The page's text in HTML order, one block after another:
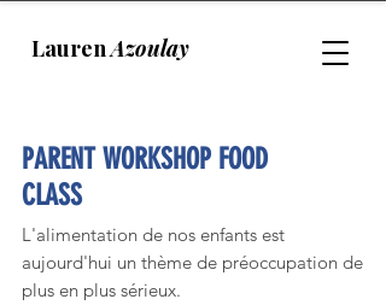
LaurenAzoulay
PARENT WORKSHOP FOOD
CLASS
L'alimentation de nos enfants est
aujourd'hui un thème de préoccupation de
plus en plus sérieux.